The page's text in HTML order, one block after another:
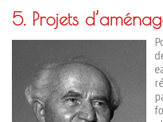
5. Projets